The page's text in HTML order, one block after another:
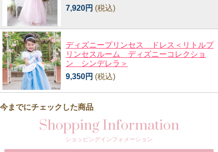
7,920円 (税込)
ディズニープリンセス ドレス＜リトルプ
リンセスルーム ディズニーコレクショ
ン シンデレラ＞
9,350円 (税込)
今までにチェックした商品
Shopping Information
ショッピングインフォメーション